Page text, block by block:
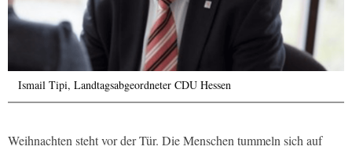
Ismail Tipi, Landtagsabgeordneter CDU Hessen
Weihnachten steht vor der Tür. Die Menschen tummeln sich auf